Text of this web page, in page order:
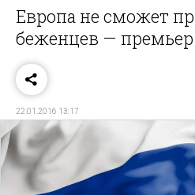
Европа не сможет
беженцев —
22.01.2016 13:17